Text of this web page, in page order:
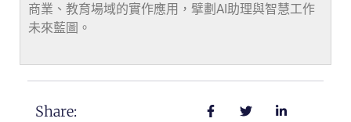
商業、教育場域的實作應用，擘劃AI助理與智慧工作
未來藍圖。
Share: